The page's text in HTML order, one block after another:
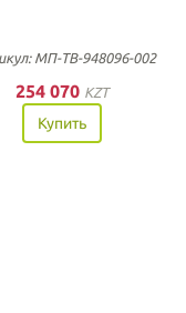
МП-ТВ-948096-002
254 070 KZT
Купить